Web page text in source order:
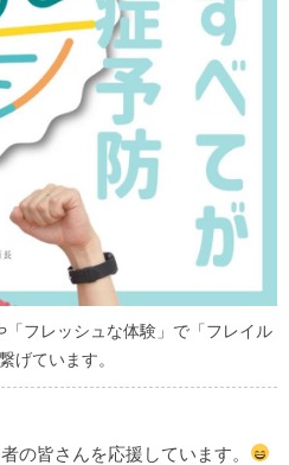
フレッシュな体験」で「フレイル
げています。
の皆さんを応援しています。